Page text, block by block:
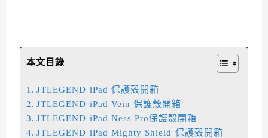
本文目錄
JTLEGEND iPad 保護殼開箱
JTLEGEND iPad Vein 保護殼開箱
JTLEGEND iPad Ness Pro保護殼開箱
JTLEGEND iPad Mighty Shield 保護殼開箱